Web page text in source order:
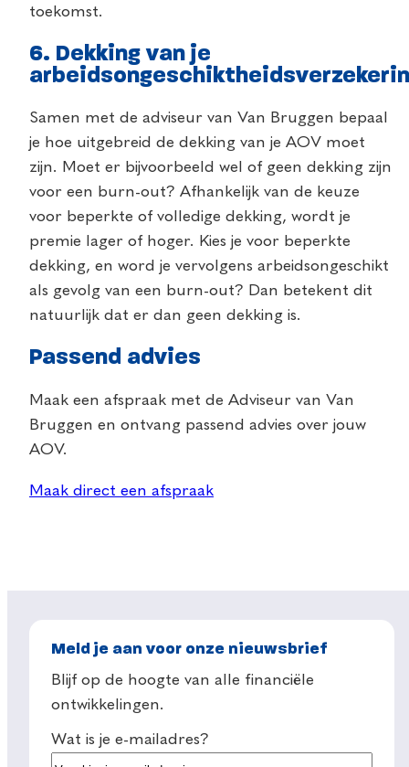
toekomst.
6. Dekking van je
Samen met de adviseur van Van Bruggen bepaal
je hoe uitgebreid de dekking van je AOV moet
zijn. Moet er bijvoorbeeld wel of geen dekking zijn
voor een burn-out? Afhankelijk van de keuze
voor beperkte of volledige dekking, wordt je
premie lager of hoger. Kies je voor beperkte
dekking, en word je vervolgens arbeidsongeschikt
als gevolg van een burn-out? Dan betekent dit
natuurlijk dat er dan geen dekking is.
Passend advies
Maak een afspraak met de Adviseur van Van
Bruggen en ontvang passend advies over jouw
AOV.
Maak direct een afspraak
Meld je aan voor onze nieuwsbrief
Blijf op de hoogte van alle financiële
ontwikkelingen.
Wat is je e-mailadres?